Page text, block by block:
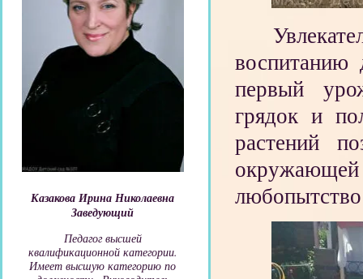
воспитанию
первый
грядок и
растений
Казакова Ирина Николаевна
Заведующий
Педагог высшей
квалификационной категории.
Имеет высшую категорию по